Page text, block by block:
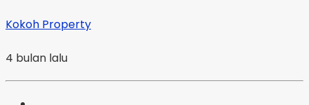
Kokoh Property
4 bulan lalu